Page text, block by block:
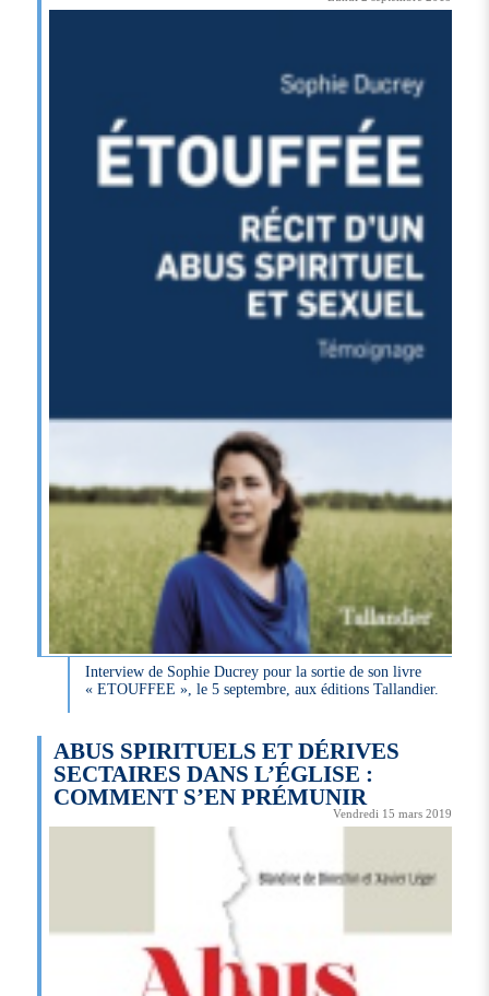
Interview de Sophie Ducrey pour la sortie de son livre
« ETOUFFEE », le 5 septembre, aux éditions Tallandier.
ABUS SPIRITUELS ET DÉRIVES
SECTAIRES DANS L’ÉGLISE :
COMMENT S’EN PRÉMUNIR
Vendredi 15 mars 2019